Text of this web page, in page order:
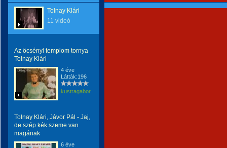
Tolnay Klári
11 videó
Az öcsényi templom tornya
Tolnay Klári
4 éve
Látták:196
kustragabor
Tolnay Klári, Jávor Pál - Jaj,
de szép kék szeme van
magának
6 éve